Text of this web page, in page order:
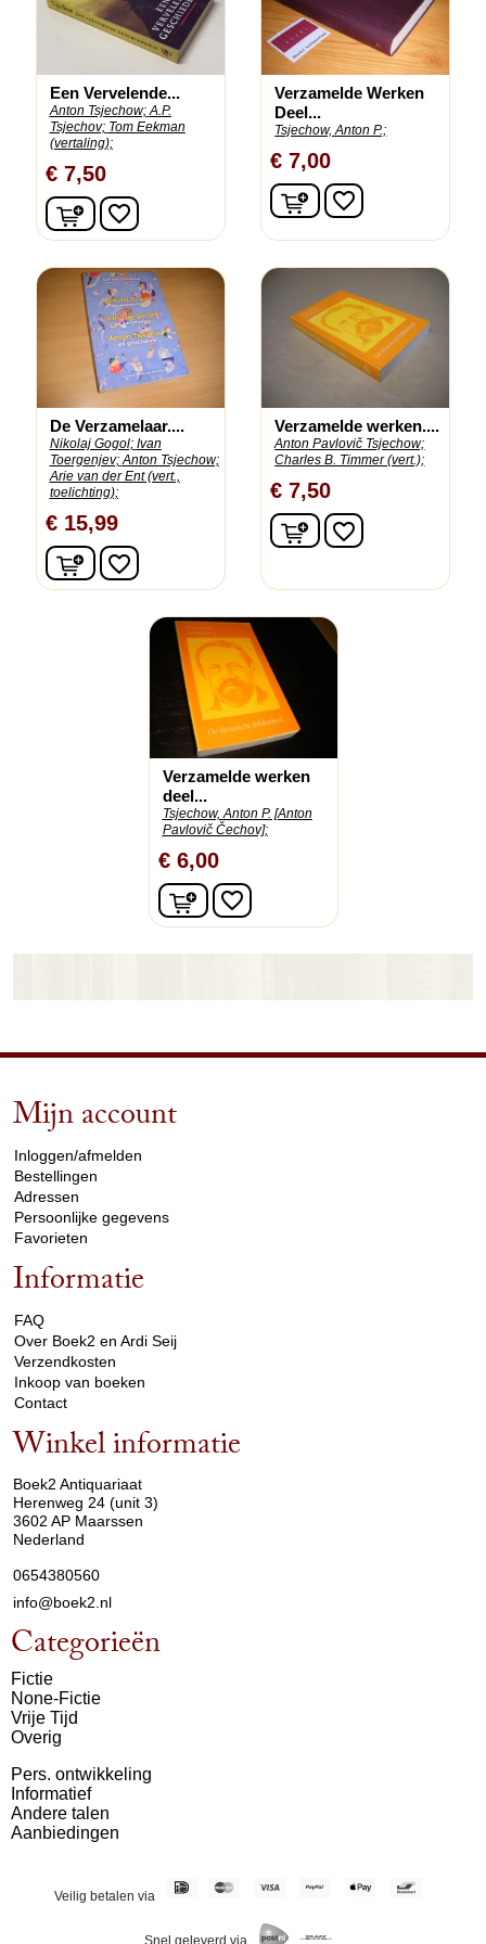
Een Vervelende...
Anton Tsjechow; A.P.
Tsjechov; Tom Eekman
(vertaling);
€ 7,50
In winkelwagen
favorite_border
Verzamelde Werken
Deel...
Tsjechow, Anton P.;
€ 7,00
In winkelwagen
favorite_border
De Verzamelaar....
Nikolaj Gogol; Ivan
Toergenjev; Anton Tsjechow;
Arie van der Ent (vert.,
toelichting);
€ 15,99
In winkelwagen
favorite_border
Verzamelde werken....
Anton Pavlovič Tsjechow;
Charles B. Timmer (vert.);
€ 7,50
In winkelwagen
favorite_border
Verzamelde werken
deel...
Tsjechow, Anton P. [Anton
Pavlovič Čechov];
€ 6,00
In winkelwagen
favorite_border
Mijn account
Inloggen/afmelden
Bestellingen
Adressen
Persoonlijke gegevens
Favorieten
Informatie
FAQ
Over Boek2 en Ardi Seij
Verzendkosten
Inkoop van boeken
Contact
Winkel informatie
Boek2 Antiquariaat
Herenweg 24 (unit 3)
3602 AP Maarssen
Nederland
0654380560
info@boek2.nl
Categorieën
Fictie
None-Fictie
Vrije Tijd
Overig
Pers. ontwikkeling
Informatief
Andere talen
Aanbiedingen
Veilig betalen via
Snel geleverd via